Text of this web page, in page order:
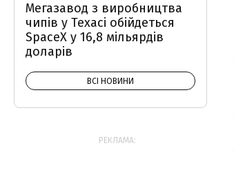
Мегазавод з виробництва
чипів у Техасі обійдеться
SpaceX у 16,8 мільярдів
доларів
ВСІ НОВИНИ
РЕКЛАМА: